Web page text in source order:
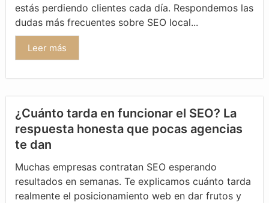
estás perdiendo clientes cada día. Respondemos las
dudas más frecuentes sobre SEO local...
Leer más
¿Cuánto tarda en funcionar el SEO? La
respuesta honesta que pocas agencias
te dan
Muchas empresas contratan SEO esperando
resultados en semanas. Te explicamos cuánto tarda
realmente el posicionamiento web en dar frutos y